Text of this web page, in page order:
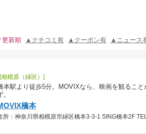
新順 ▲クチコミ有 ▲クーポン有
▲ニュース
[相模原（緑区）]
本駅より徒歩5分。MOVIXなら、映画を観るこ
。
橋本
所：神奈川県相模原市緑区橋本3-3-1 SING橋本2F